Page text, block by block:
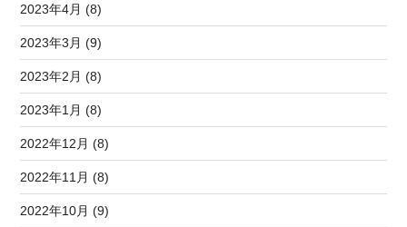
2023年4月 (8)
2023年3月 (9)
2023年2月 (8)
2023年1月 (8)
2022年12月 (8)
2022年11月 (8)
2022年10月 (9)